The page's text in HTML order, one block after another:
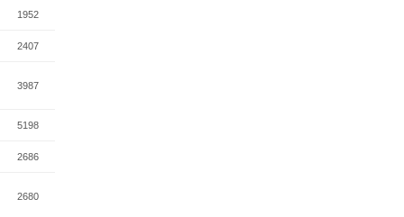
1952
2407
3987
5198
2686
2680